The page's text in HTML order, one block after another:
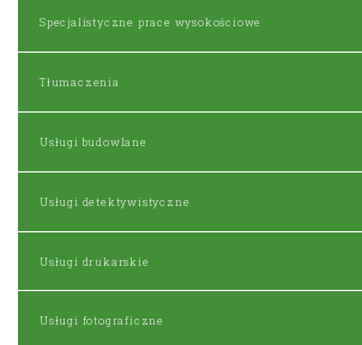
Specjalistyczne prace wysokościowe
Tłumaczenia
Usługi budowlane
Usługi detektywistyczne
Usługi drukarskie
Usługi fotograficzne